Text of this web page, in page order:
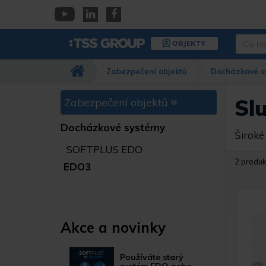
YouTubeLinkedinFacebook
OBJEKTY
Co
Např.
kamera
HFW…
Zabezpečení objektů Docházkové
Zabezpečení objektů
Docházkové systémy
SOFTPLUS EDO
EDO3
Akce a novinky
Používáte starý
2